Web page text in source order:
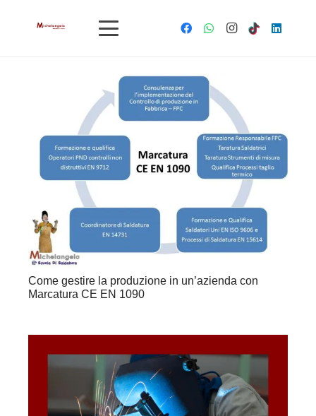
Come gestire la produzione in un’azienda con
Marcatura CE EN 1090